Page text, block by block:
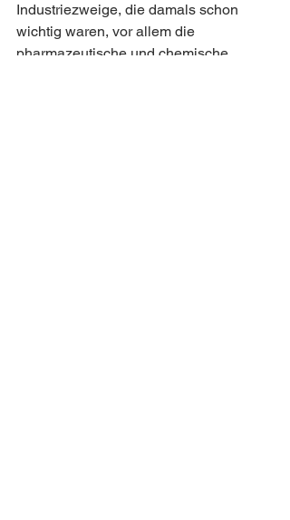
Industriezweige, die damals schon
wichtig waren, vor allem die
pharmazeutische und chemische